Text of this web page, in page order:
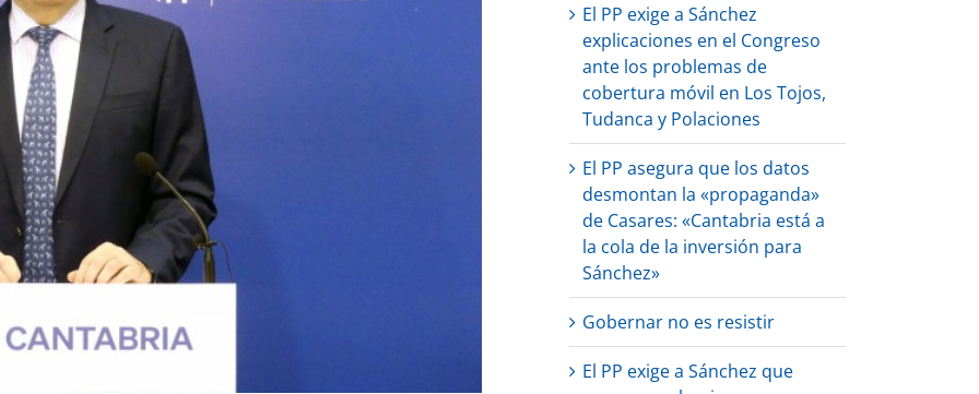
El PP exige a Sánchez
explicaciones en el Congreso
ante los problemas de
cobertura móvil en Los Tojos,
Tudanca y Polaciones
El PP asegura que los datos
desmontan la «propaganda»
de Casares: «Cantabria está a
la cola de la inversión para
Sánchez»
Gobernar no es resistir
El PP exige a Sánchez que